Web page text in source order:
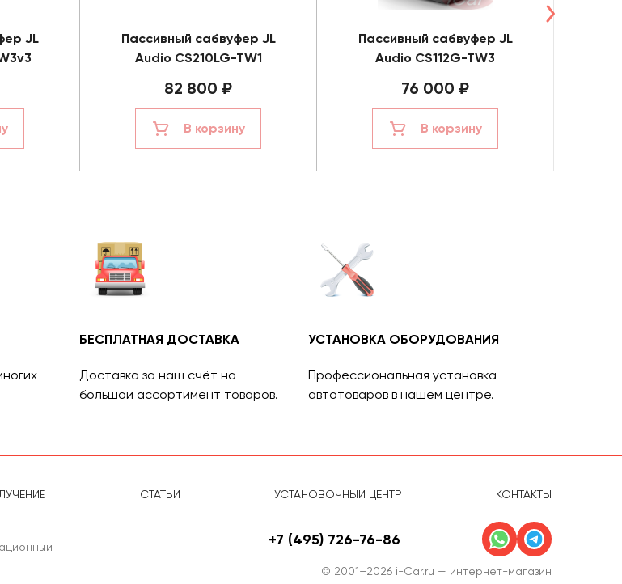
JL
Пассивный сабвуфер JL
Audio CS210LG-TW1
82 800 ₽
В корзину
Пассивный сабвуфер JL
Audio CS112G-TW3
76 000 ₽
В корзину
БЕСПЛАТНАЯ ДОСТАВКА
Доставка за наш счёт на
большой ассортимент товаров.
УСТАНОВКА ОБОРУДОВАНИЯ
Профессиональная установка
автотоваров в нашем центре.
СТАТЬИ УСТАНОВОЧНЫЙ ЦЕНТР КОНТАКТЫ
+7 (495) 726-76-86
© 2001–2026 i-Car.ru — интернет-магазин